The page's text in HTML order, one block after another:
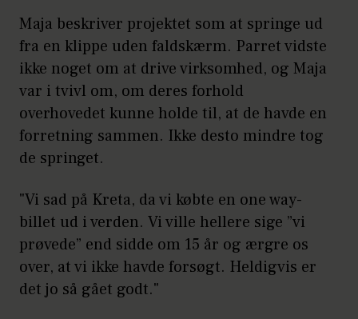
Maja beskriver projektet som at springe ud
fra en klippe uden faldskærm. Parret vidste
ikke noget om at drive virksomhed, og Maja
var i tvivl om, om deres forhold
overhovedet kunne holde til, at de havde en
forretning sammen. Ikke desto mindre tog
de springet.
"Vi sad på Kreta, da vi købte en one way-
billet ud i verden. Vi ville hellere sige ”vi
prøvede” end sidde om 15 år og ærgre os
over, at vi ikke havde forsøgt. Heldigvis er
det jo så gået godt."